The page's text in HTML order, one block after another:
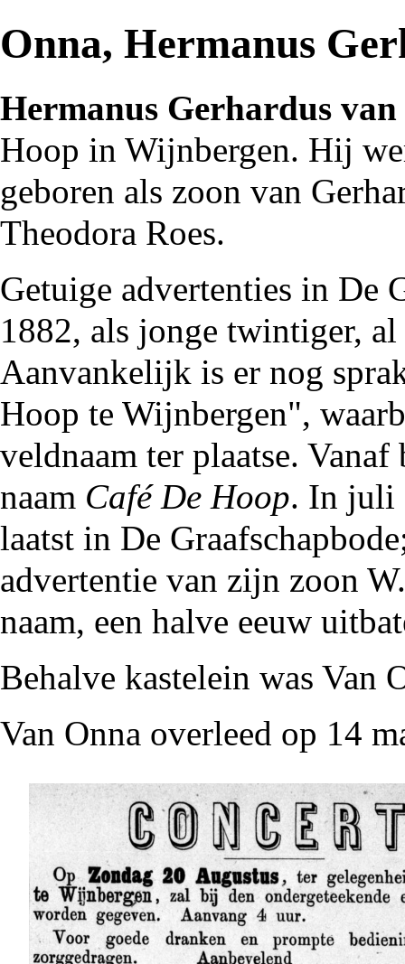
Onna, Hermanus
Hermanus Gerhardus
Hoop in Wijnbergen. Hij
geboren als zoon van
Theodora Roes.
Getuige advertenties in De
1882, als jonge twintiger,
Aanvankelijk is er nog
Hoop te Wijnbergen",
veldnaam ter plaatse.
naam Café De Hoop. In juli
laatst in De
advertentie van zijn zoon
naam, een halve eeuw
Behalve kastelein was Van
Van Onna overleed op 14